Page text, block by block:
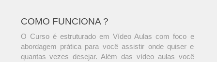
COMO FUNCIONA ?
O Curso é estruturado em Vídeo Aulas com foco e
abordagem prática para você assistir onde quiser e
quantas vezes desejar. Além das vídeo aulas você